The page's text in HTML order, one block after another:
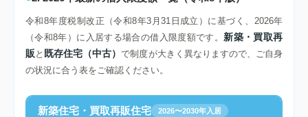
令和8年度税制改正（令和8年3月31日成立）に基づく、2026年
（令和8年）に入居する場合の借入限度額です。 新築・買取再
販 と 既存住宅（中古）で制度が大きく異なりますので、ご自身
の状況に合う表をご確認ください。
新築住宅・買取再販住宅 2026〜2030年入居